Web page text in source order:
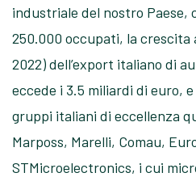
industriale del nostro Paese,
250.000 occupati, la crescita
2022) dell’export italiano di
eccede i 3.5 miliardi di euro,
gruppi italiani di eccellenza
Marposs, Marelli, Comau,
STMicroelectronics, i cui